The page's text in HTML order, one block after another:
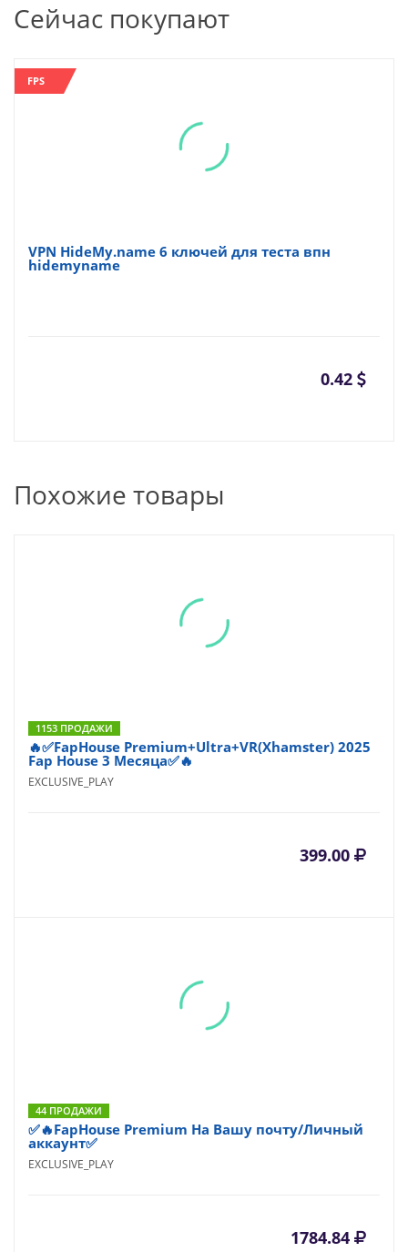
Сейчас покупают
FPS
VPN HideMy.name 6 ключей для теста впн
hidemyname
0.42
Похожие товары
1153 ПРОДАЖИ
🔥✅FapHouse Premium+Ultra+VR(Xhamster) 2025
Fap House 3 Месяца✅🔥
EXCLUSIVE_PLAY
399.00
44 ПРОДАЖИ
✅🔥FapHouse Premium На Вашу почту/Личный
аккаунт✅
EXCLUSIVE_PLAY
1784.84